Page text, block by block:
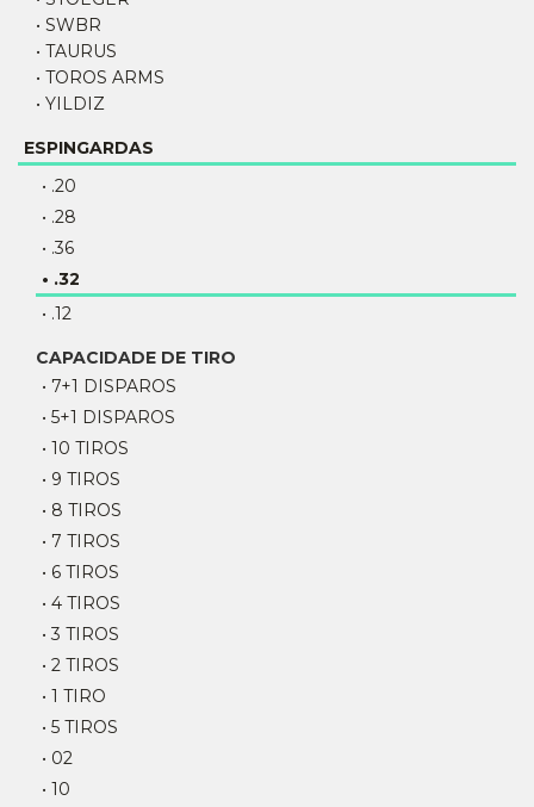
• SWBR
• TAURUS
• TOROS ARMS
• YILDIZ
ESPINGARDAS
• .20
• .28
• .36
• .32
• .12
CAPACIDADE DE TIRO
• 7+1 DISPAROS
• 5+1 DISPAROS
• 10 TIROS
• 9 TIROS
• 8 TIROS
• 7 TIROS
• 6 TIROS
• 4 TIROS
• 3 TIROS
• 2 TIROS
• 1 TIRO
• 5 TIROS
• 02
• 10